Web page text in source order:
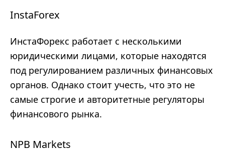
InstaForex
ИнстаФорекс работает с несколькими
юридическими лицами, которые находятся
под регулированием различных финансовых
органов. Однако стоит учесть, что это не
самые строгие и авторитетные регуляторы
финансового рынка.
NPB Markets